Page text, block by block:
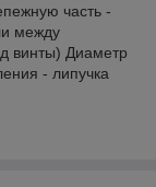
часть -
между
винты) Диаметр
- липучка